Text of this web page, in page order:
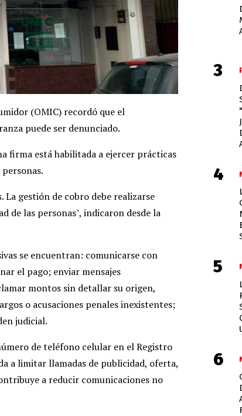
(OMIC) recordó que el
puede ser denunciado.
firma está habilitada a ejercer prácticas
gestión de cobro debe realizarse
de las personas", indicaron desde la
se encuentran: comunicarse con
el pago; enviar mensajes
montos sin detallar su origen,
o acusaciones penales inexistentes;
judicial.
de teléfono celular en el Registro
a limitar llamadas de publicidad, oferta,
a reducir comunicaciones no